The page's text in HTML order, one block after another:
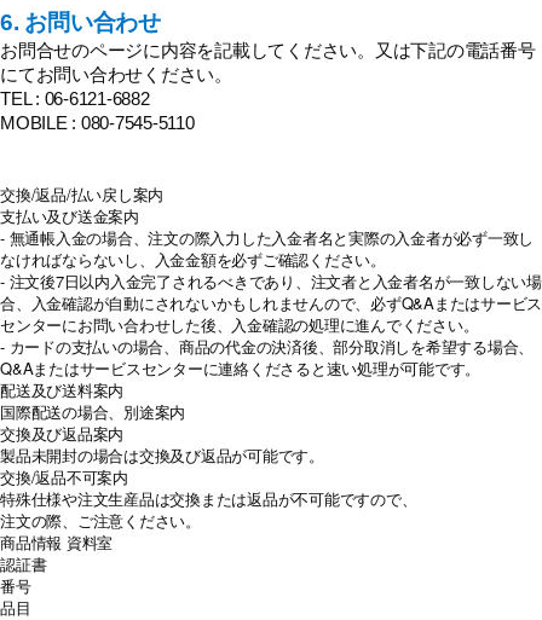
6. お問い合わせ
お問合せのページに内容を記載してください。又は下記の電話番号
にてお問い合わせください。
TEL : 06-6121-6882
MOBILE : 080-7545-5110
交換/返品/払い戻し案内
支払い及び送金案内
- 無通帳入金の場合、注文の際入力した入金者名と実際の入金者が必ず一致し
なければならないし、入金金額を必ずご確認ください。
- 注文後7日以内入金完了されるべきであり、注文者と入金者名が一致しない場
合、入金確認が自動にされないかもしれませんので、必ずQ&Aまたはサービス
センターにお問い合わせした後、入金確認の処理に進んでください。
- カードの支払いの場合、商品の代金の決済後、部分取消しを希望する場合、
Q&Aまたはサービスセンターに連絡くださると速い処理が可能です。
配送及び送料案内
国際配送の場合、別途案内
交換及び返品案内
製品未開封の場合は交換及び返品が可能です。
交換/返品不可案内
特殊仕様や注文生産品は交換または返品が不可能ですので、
注文の際、ご注意ください。
商品情報 資料室
認証書
番号
品目